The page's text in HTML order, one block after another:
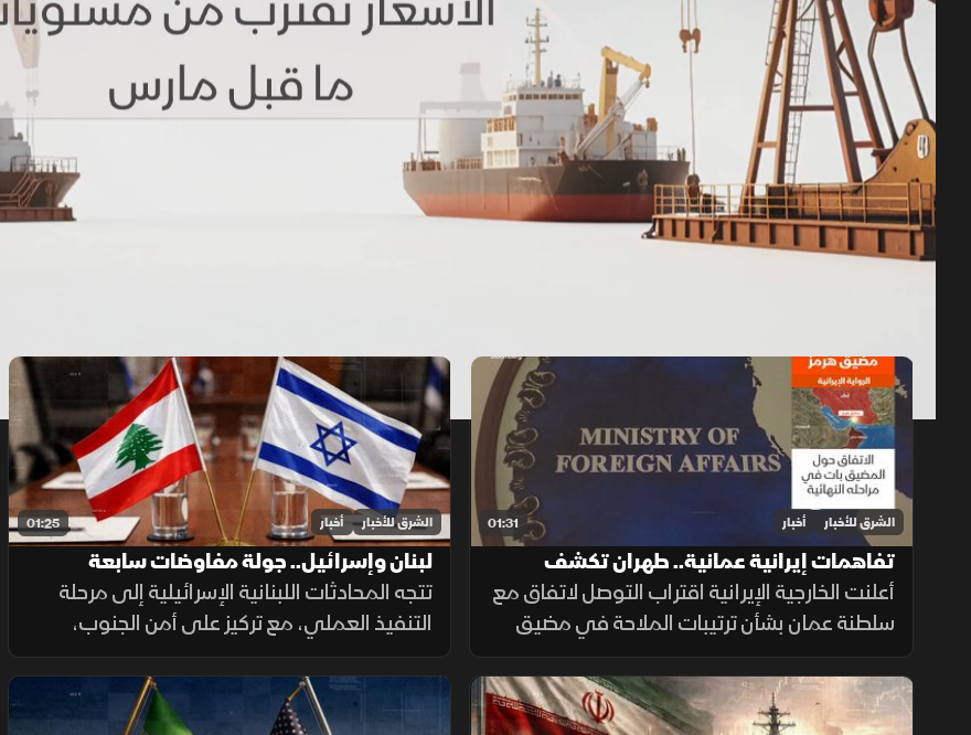
1x auto
01:31 الشرق للأخبار أخبار
تفاهمات إيرانية عمانية.. طهران تكشف
تفاصيل اتفاق مضيق هرمز
أعلنت الخارجية الإيرانية اقتراب التوصل لاتفاق مع
سلطنة عمان بشأن ترتيبات الملاحة في مضيق
هرمز، مؤكدة أن فتح المضيق يبقى مشروطًا
بالتزام أميركا برفع العقوبات والإفراج عن الأصول
الإيرانية.
01:25 الشرق للأخبار أخبار
لبنان وإسرائيل.. جولة مفاوضات سابعة
تتجه المحادثات اللبنانية الإسرائيلية إلى مرحلة
التنفيذ العملي، مع تركيز على أمن الجنوب،
وترتيبات انتشار القوات، والحدود البرية، وسط
تحديات تتعلق بالضمانات السياسية وتحويل
الاتفاقات إلى واقع مستدام.